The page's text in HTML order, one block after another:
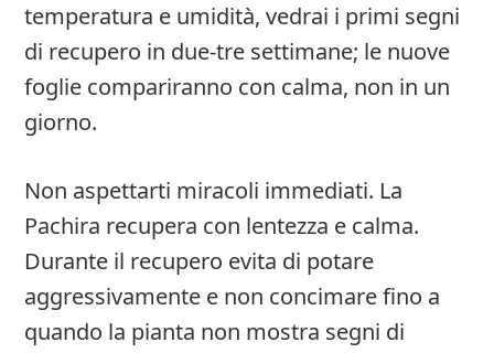
temperatura e umidità, vedrai i primi segni
di recupero in due-tre settimane; le nuove
foglie compariranno con calma, non in un
giorno.
Non aspettarti miracoli immediati. La
Pachira recupera con lentezza e calma.
Durante il recupero evita di potare
aggressivamente e non concimare fino a
quando la pianta non mostra segni di